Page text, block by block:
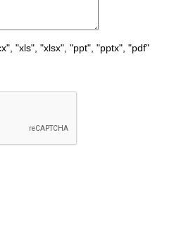
"xls", "xlsx", "ppt", "pptx", "pdf"